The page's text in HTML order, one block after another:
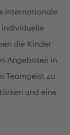
internationale
die Kinder
Angeboten in
Teamgeist zu
und eine